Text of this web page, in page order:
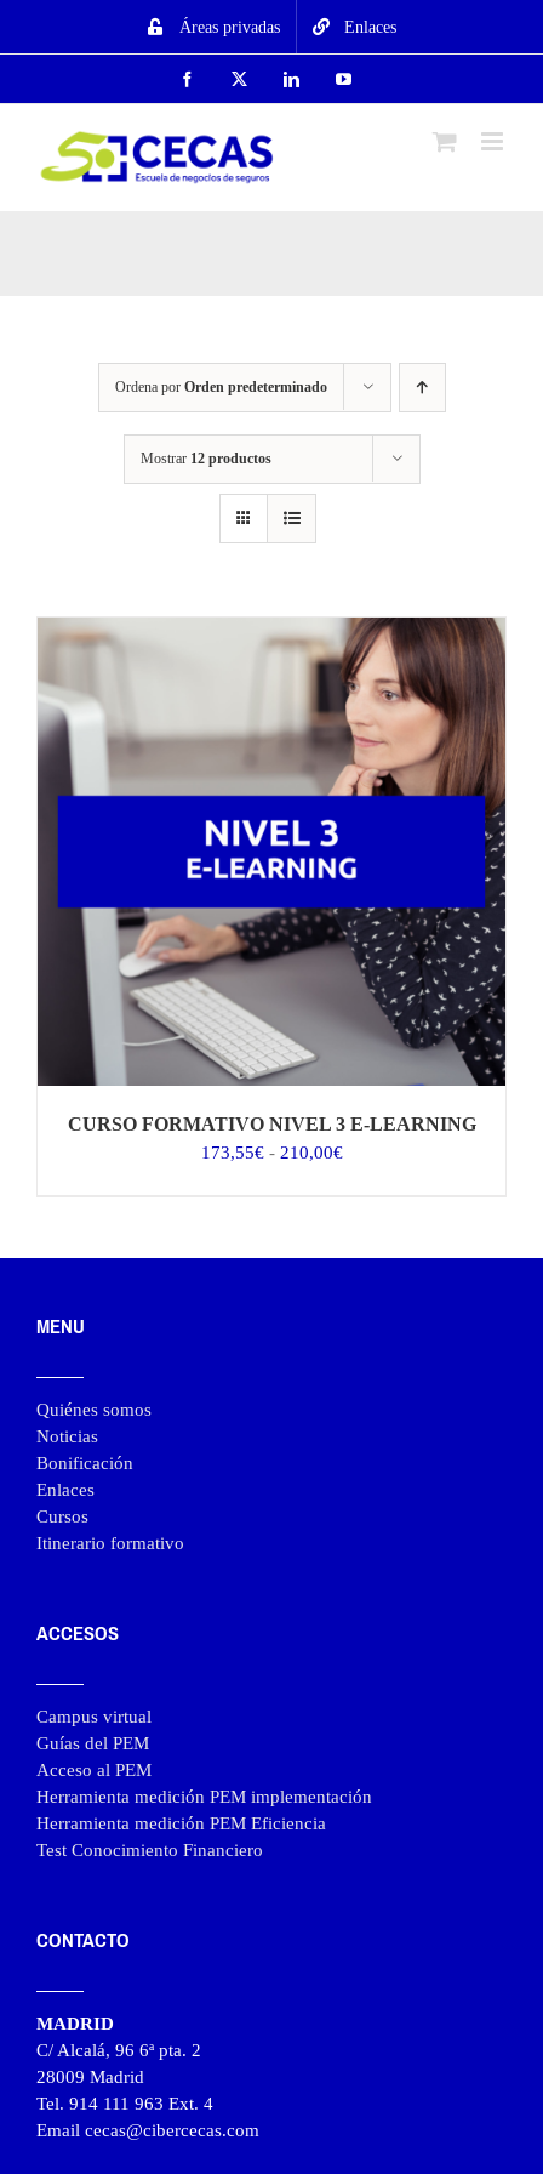
Áreas privadas Enlaces
Facebook LinkedInYouTube
Ordena por Orden predeterminado
Mostrar 12 productos
CURSO FORMATIVO NIVEL 3 E-LEARNING
173,55€ - 210,00€Rango
173,55€
MENU
Quiénes somos
Noticias
Bonificación
Enlaces
Cursos
Itinerario formativo
ACCESOS
Campus virtual
Guías del PEM
Acceso al PEM
Herramienta medición PEM implementación
Herramienta medición PEM Eficiencia
Test Conocimiento Financiero
CONTACTO
MADRID
C/ Alcalá, 96 6ª pta. 2
28009 Madrid
Tel. 914 111 963 Ext. 4
Email cecas@cibercecas.com